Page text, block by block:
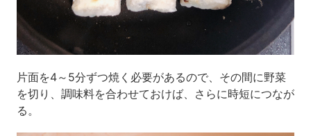
片面を4～5分ずつ焼く必要があるので、その間に野菜
を切り、調味料を合わせておけば、さらに時短につなが
る。